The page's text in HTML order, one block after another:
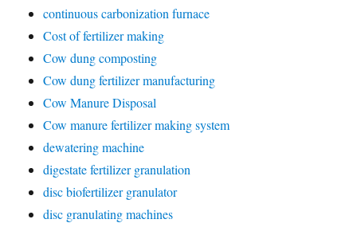
continuous carbonization furnace
Cost of fertilizer making
Cow dung composting
Cow dung fertilizer manufacturing
Cow Manure Disposal
Cow manure fertilizer making system
dewatering machine
digestate fertilizer granulation
disc biofertilizer granulator
disc granulating machines